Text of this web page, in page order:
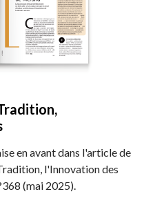
en avant dans l'article de
l'Innovation des
(mai 2025).